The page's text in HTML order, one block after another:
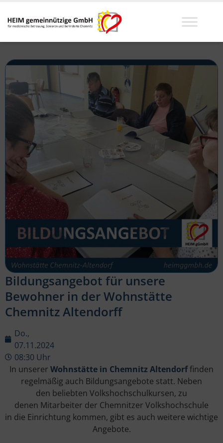
Bildungsangebot für unsere
Bewohner in der Wohnstätte
Chemnitz Altendorff
Do.,
07.11.2024
08:30 Uhr
In unserer Wohnstätte in Chemnitz Altendorffinden
regelmäßig auch Bildungsangebote statt. Neben
den beliebten Volkshochschulkursen, zu
denen Mitarbeiter der Chemnitzer Volkshochschule
in die Einrichtung kommen, gibt es auch weitere wichtige
Angebote.